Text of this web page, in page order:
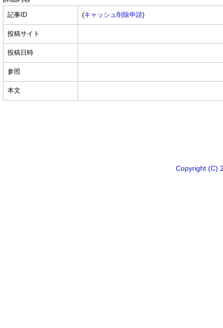
記事ID (キャッシュ削除申請)
投稿サイト
投稿日時
参照
本文
Copyright (C)